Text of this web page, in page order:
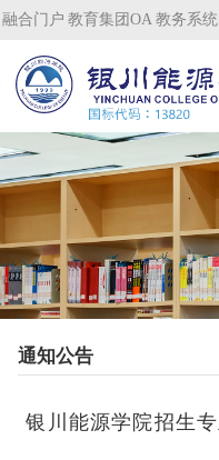
融合门户 教育集团OA 教务系统
通知公告
银川能源学院招生